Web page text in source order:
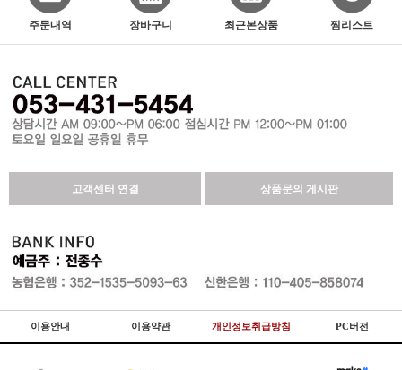
주문내역 장바구니 최근본상품 찜리스트
고객센터 연결 상품문의 게시판
이용안내 이용약관 개인정보취급방침 PC버전